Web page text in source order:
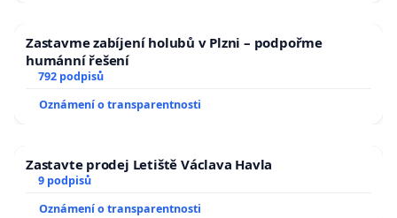
Zastavme zabíjení holubů v Plzni – podpořme
humánní řešení
792 podpisů
Oznámení o transparentnosti
Zastavte prodej Letiště Václava Havla
9 podpisů
Oznámení o transparentnosti